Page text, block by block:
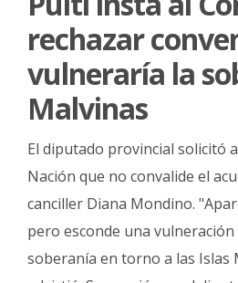
El
Mundo
La
Cultura
Tecnología
Gastronomía
rechazar
vulneraría la
Malvinas
El diputado provincial solicitó
Nación que no convalide el
canciller Diana Mondino.
pero esconde una
soberanía en torno a las Islas